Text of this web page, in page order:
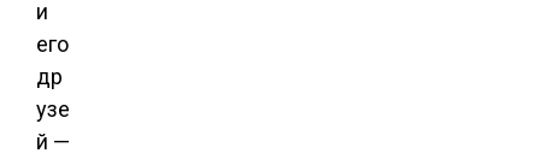
и
его
др
узе
й —